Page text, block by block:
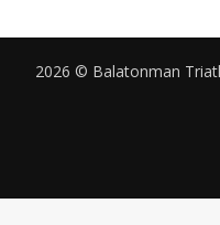
2026 © Balatonman